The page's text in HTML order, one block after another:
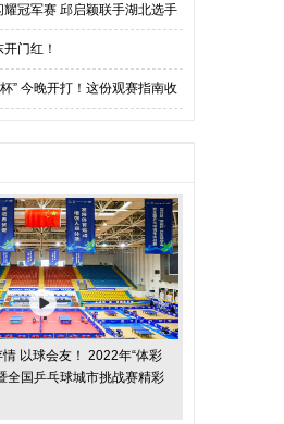
冠军赛 邱启颖联手湖北选手
门红！
” 今晚开打！这份观赛指南收
情 以球会友！ 2022年“体彩
全国乒乓球城市挑战赛精彩